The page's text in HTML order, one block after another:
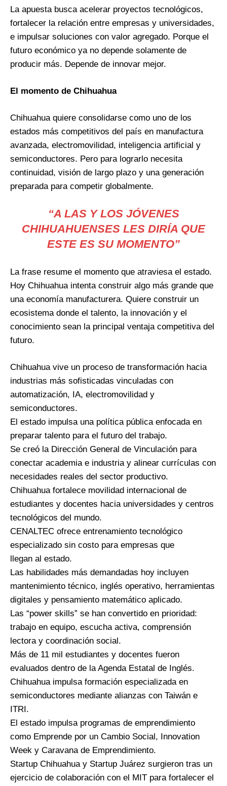
La apuesta busca acelerar proyectos tecnológicos,
fortalecer la relación entre empresas y universidades,
e impulsar soluciones con valor agregado. Porque el
futuro económico ya no depende solamente de
producir más. Depende de innovar mejor.
El momento de Chihuahua
Chihuahua quiere consolidarse como uno de los
estados más competitivos del país en manufactura
avanzada, electromovilidad, inteligencia artificial y
semiconductores. Pero para lograrlo necesita
continuidad, visión de largo plazo y una generación
preparada para competir globalmente.
“A LAS Y LOS JÓVENES
CHIHUAHUENSES LES DIRÍA QUE
ESTE ES SU MOMENTO”
La frase resume el momento que atraviesa el estado.
Hoy Chihuahua intenta construir algo más grande que
una economía manufacturera. Quiere construir un
ecosistema donde el talento, la innovación y el
conocimiento sean la principal ventaja competitiva del
futuro.
Chihuahua vive un proceso de transformación hacia
industrias más sofisticadas vinculadas con
automatización, IA, electromovilidad y
semiconductores.
El estado impulsa una política pública enfocada en
preparar talento para el futuro del trabajo.
Se creó la Dirección General de Vinculación para
conectar academia e industria y alinear currículas con
necesidades reales del sector productivo.
Chihuahua fortalece movilidad internacional de
estudiantes y docentes hacia universidades y centros
tecnológicos del mundo.
CENALTEC ofrece entrenamiento tecnológico
especializado sin costo para empresas que
llegan al estado.
Las habilidades más demandadas hoy incluyen
mantenimiento técnico, inglés operativo, herramientas
digitales y pensamiento matemático aplicado.
Las “power skills” se han convertido en prioridad:
trabajo en equipo, escucha activa, comprensión
lectora y coordinación social.
Más de 11 mil estudiantes y docentes fueron
evaluados dentro de la Agenda Estatal de Inglés.
Chihuahua impulsa formación especializada en
semiconductores mediante alianzas con Taiwán e
ITRI.
El estado impulsa programas de emprendimiento
como Emprende por un Cambio Social, Innovation
Week y Caravana de Emprendimiento.
Startup Chihuahua y Startup Juárez surgieron tras un
ejercicio de colaboración con el MIT para fortalecer el